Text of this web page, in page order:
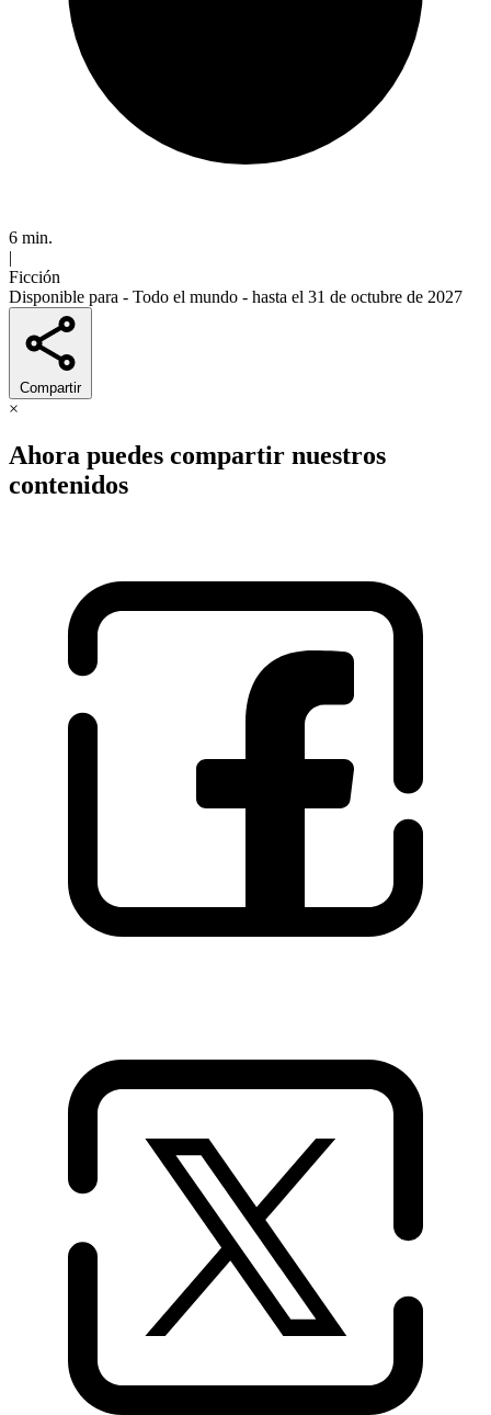
6 min.
|
Ficción
Disponible para - Todo el mundo - hasta el 31 de octubre de 2027
Compartir
×
Ahora puedes compartir nuestros
contenidos